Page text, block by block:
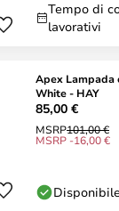
Tempo di
lavorativi
Apex Lampada
White - HAY
85,00 €
MSRP101,00 €
MSRP -16,00 €